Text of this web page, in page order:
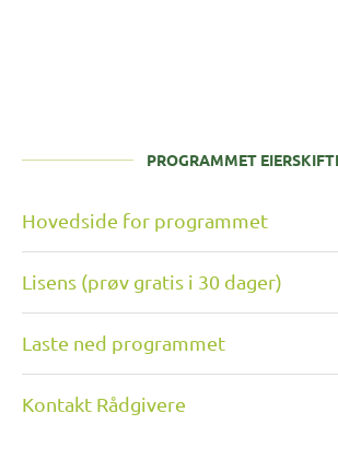
PROGRAMMET
Hovedside for programmet
Lisens (prøv gratis i 30 dager)
Laste ned programmet
Kontakt Rådgivere